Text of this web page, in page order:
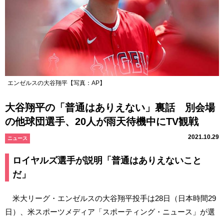
エンゼルスの大谷翔平【写真：AP】
大谷翔平の「普通はありえない」裏話 別会場
の他球団選手、20人が雨天待機中にTV観戦
ニュース 2021.10.29
ロイヤルズ選手が説明「普通はありえないこと
だ」
米大リーグ・エンゼルスの大谷翔平投手は28日（日本時間29
日）、米スポーツメディア「スポーティング・ニュース」が選